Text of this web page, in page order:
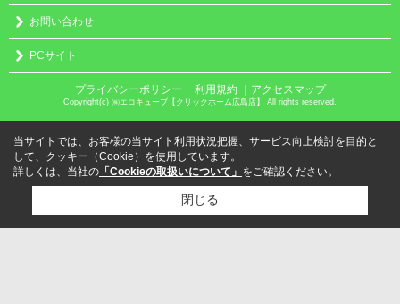
お問い合わせ
PCサイト
プライバシーポリシー ｜ 利用規約 ｜アクセスマップ
Copyright(c) ㈱エコキューブ【クリックホーム広島店】 All rights reserved.
当サイトでは、お客様の当サイト利用状況把握、サービス向上検討を目的と
して、クッキー（Cookie）を使用しています。
詳しくは、当社の 「Cookieの取扱いについて」 をご確認ください。
閉じる